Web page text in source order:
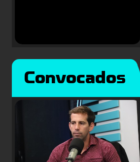
Convocados